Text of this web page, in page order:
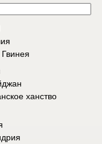
ханство